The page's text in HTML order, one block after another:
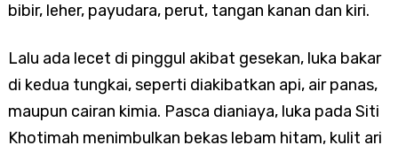
bibir, leher, payudara, perut, tangan kanan dan kiri.
Lalu ada lecet di pinggul akibat gesekan, luka bakar
di kedua tungkai, seperti diakibatkan api, air panas,
maupun cairan kimia. Pasca dianiaya, luka pada Siti
Khotimah menimbulkan bekas lebam hitam, kulit ari